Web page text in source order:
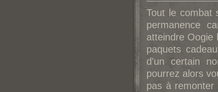
Tout le combat
permanence
atteindre Oogie
paquets
d'un certain
pourrez alors
pas à